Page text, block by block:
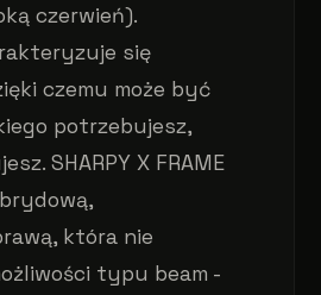
czerwień).
się
czemu może być
potrzebujesz,
SHARPY X FRAME
która nie
typu beam -